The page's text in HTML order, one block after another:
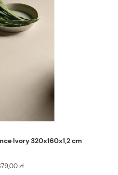
Ivory 320x160x1,2 cm
zł